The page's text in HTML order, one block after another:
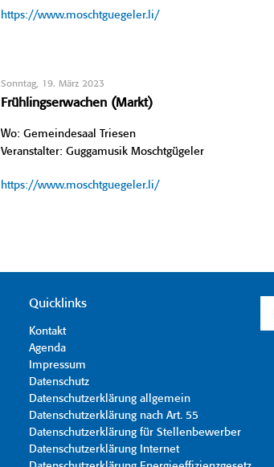
https://www.moschtguegeler.li/
Sonntag, 19. März 2023
Frühlingserwachen (Markt)
Wo: Gemeindesaal Triesen
Veranstalter: Guggamusik Moschtgügeler
https://www.moschtguegeler.li/
Quicklinks
Kontakt
Agenda
Impressum
Datenschutz
Datenschutzerklärung allgemein
Datenschutzerklärung nach Art. 55
Datenschutzerklärung für Stellenbewerber
Datenschutzerklärung Internet